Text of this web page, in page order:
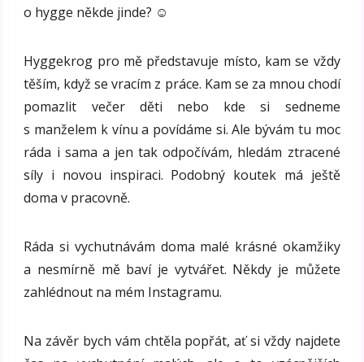
o hygge někde jinde? ☺
Hyggekrog pro mě představuje místo, kam se vždy
těším, když se vracím z práce. Kam se za mnou chodí
pomazlit večer děti nebo kde si sedneme
s manželem k vínu a povídáme si. Ale bývám tu moc
ráda i sama a jen tak odpočívám, hledám ztracené
síly i novou inspiraci. Podobný koutek má ještě
doma v pracovně.
Ráda si vychutnávám doma malé krásné okamžiky
a nesmírně mě baví je vytvářet. Někdy je můžete
zahlédnout na mém Instagramu.
Na závěr bych vám chtěla popřát, ať si vždy najdete